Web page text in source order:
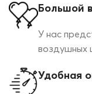
Большой
У нас
воздушных
Удобная